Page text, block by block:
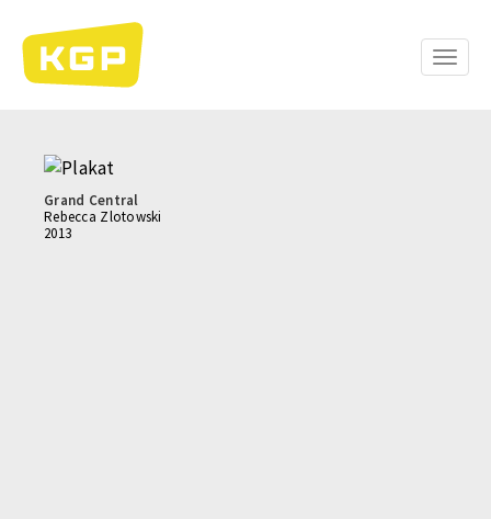
main
content
Toggle
Grand Central
Rebecca Zlotowski
2013